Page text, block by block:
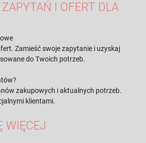
I OFERT DLA
Zamieść swoje zapytanie i uzyskaj
do Twoich potrzeb.
zakupowych i aktualnych potrzeb.
klientami.
WIĘCEJ